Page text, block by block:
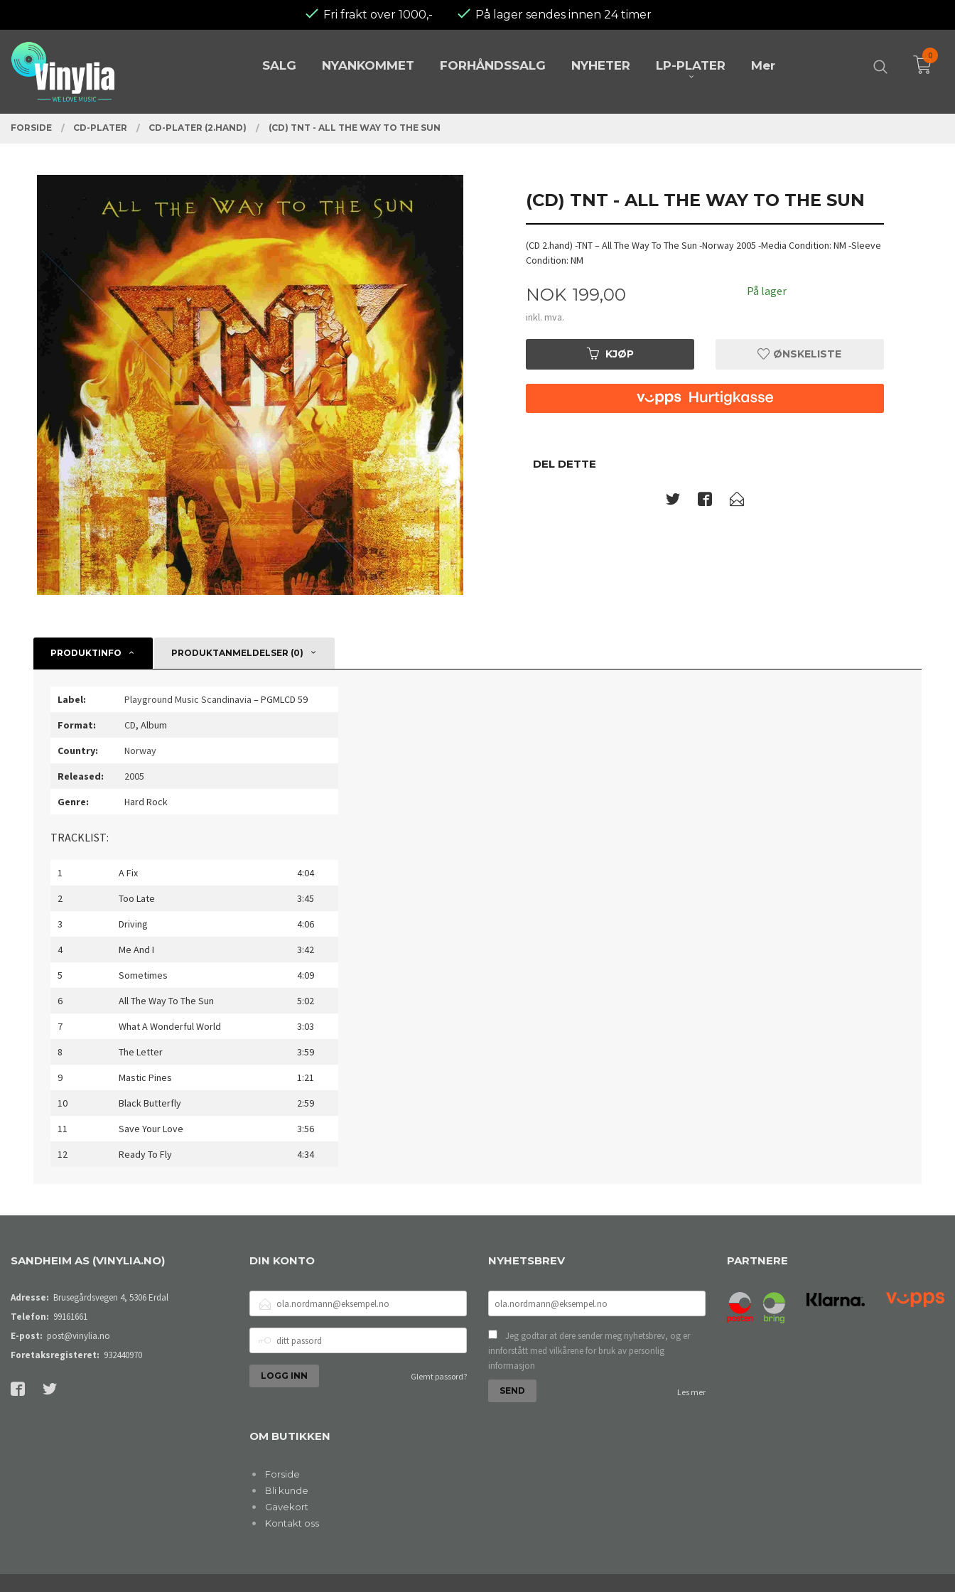
innholdet
Fri frakt over 1000,- På lager sendes innen 24 timer
PRODUKTER
SALG NYANKOMMET FORHÅNDSSALG NYHETER LP-PLATER Mer
0
FORSIDE CD-PLATER CD-PLATER (2.HAND) (CD) TNT - ALL THE WAY TO THE SUN
(CD) TNT - ALL THE WAY TO THE SUN
(CD 2.hand) -TNT – All The Way To The Sun -Norway 2005 -Media Condition: NM -Sleeve
Condition: NM
Pris
NOK 199,00
inkl. mva.
På lager
KJØP ØNSKELISTE
DEL DETTE
PRODUKTINFO PRODUKTANMELDELSER (0)
Label: Playground Music Scandinavia – PGMLCD 59
Format:
CD, Album
Country:
Norway
Released:
2005
Genre:
Hard Rock
TRACKLIST:
1 A Fix
4:04
2
Too Late
3:45
3
Driving
4:06
4
Me And I
3:42
5
Sometimes
4:09
6
All The Way To The Sun
5:02
7
What A Wonderful World
3:03
8
The Letter
3:59
9
Mastic Pines
1:21
10
Black Butterfly
2:59
11
Save Your Love
3:56
12
Ready To Fly 4:34
SANDHEIM AS (VINYLIA.NO)
Adresse: Brusegårdsvegen 4, 5306 Erdal
Telefon: 99161661
E-post: post@vinylia.no
Foretaksregisteret: 932440970
DIN KONTO
POSTADRESSE
PASSORD
Glemt passord?
OM BUTIKKEN
Forside
Bli kunde
Gavekort
Kontakt oss
NYHETSBREV
Jeg godtar at dere sender meg nyhetsbrev, og er
innforstått med vilkårene for bruk av personlig
informasjon
Les mer
PARTNERE